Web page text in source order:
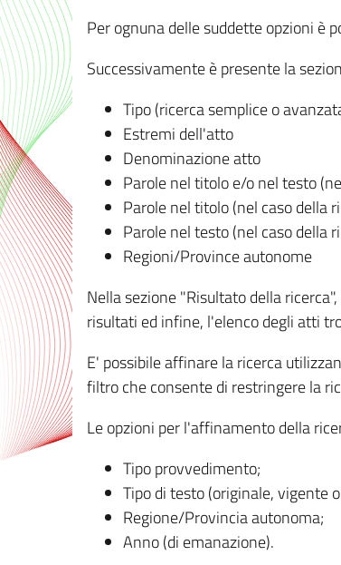
Per ognuna delle suddette opzioni è
Successivamente è presente la
Tipo (ricerca semplice o
Estremi dell'atto
Denominazione atto
Parole nel titolo e/o nel testo
Parole nel titolo (nel caso della
Parole nel testo (nel caso della
Regioni/Province autonome
Nella sezione "Risultato della
risultati ed infine, l'elenco degli atti
E' possibile affinare la ricerca
filtro che consente di restringere la
Le opzioni per l'affinamento della
Tipo provvedimento;
Tipo di testo (originale, vigente
Regione/Provincia autonoma;
Anno (di emanazione).